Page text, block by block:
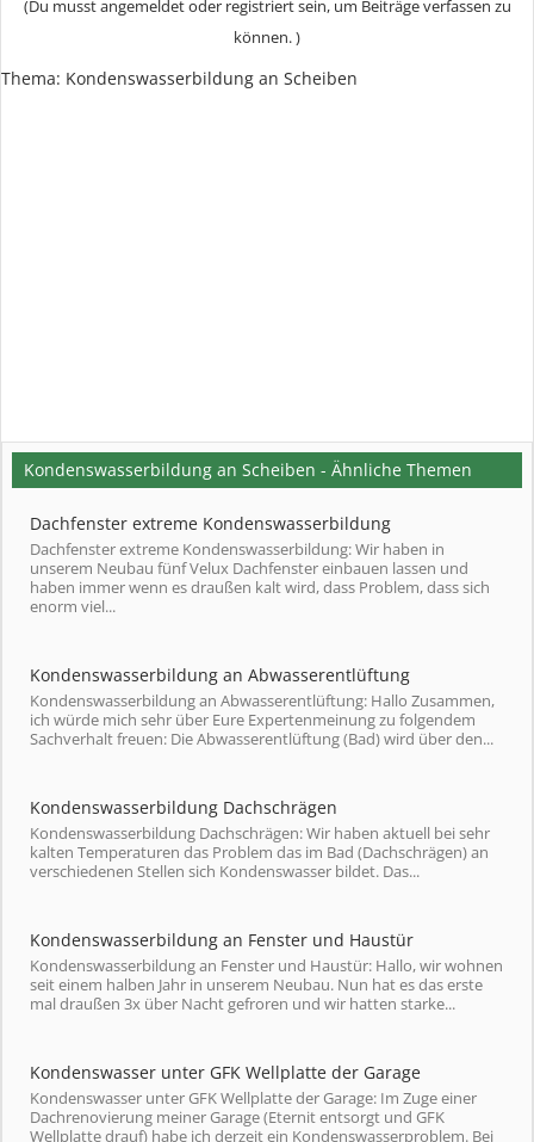
(Du musst angemeldet oder registriert sein, um Beiträge verfassen zu
können. )
Thema: Kondenswasserbildung an Scheiben
Kondenswasserbildung an Scheiben - Ähnliche Themen
Dachfenster extreme Kondenswasserbildung
Dachfenster extreme Kondenswasserbildung: Wir haben in
unserem Neubau fünf Velux Dachfenster einbauen lassen und
haben immer wenn es draußen kalt wird, dass Problem, dass sich
enorm viel...
Kondenswasserbildung an Abwasserentlüftung
Kondenswasserbildung an Abwasserentlüftung: Hallo Zusammen,
ich würde mich sehr über Eure Expertenmeinung zu folgendem
Sachverhalt freuen: Die Abwasserentlüftung (Bad) wird über den...
Kondenswasserbildung Dachschrägen
Kondenswasserbildung Dachschrägen: Wir haben aktuell bei sehr
kalten Temperaturen das Problem das im Bad (Dachschrägen) an
verschiedenen Stellen sich Kondenswasser bildet. Das...
Kondenswasserbildung an Fenster und Haustür
Kondenswasserbildung an Fenster und Haustür: Hallo, wir wohnen
seit einem halben Jahr in unserem Neubau. Nun hat es das erste
mal draußen 3x über Nacht gefroren und wir hatten starke...
Kondenswasser unter GFK Wellplatte der Garage
Kondenswasser unter GFK Wellplatte der Garage: Im Zuge einer
Dachrenovierung meiner Garage (Eternit entsorgt und GFK
Wellplatte drauf) habe ich derzeit ein Kondenswasserproblem. Bei